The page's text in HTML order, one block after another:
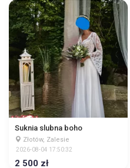
Suknia slubna boho
Złotów, Zalesie
2026-08-04 17:50:32
2 500 zł